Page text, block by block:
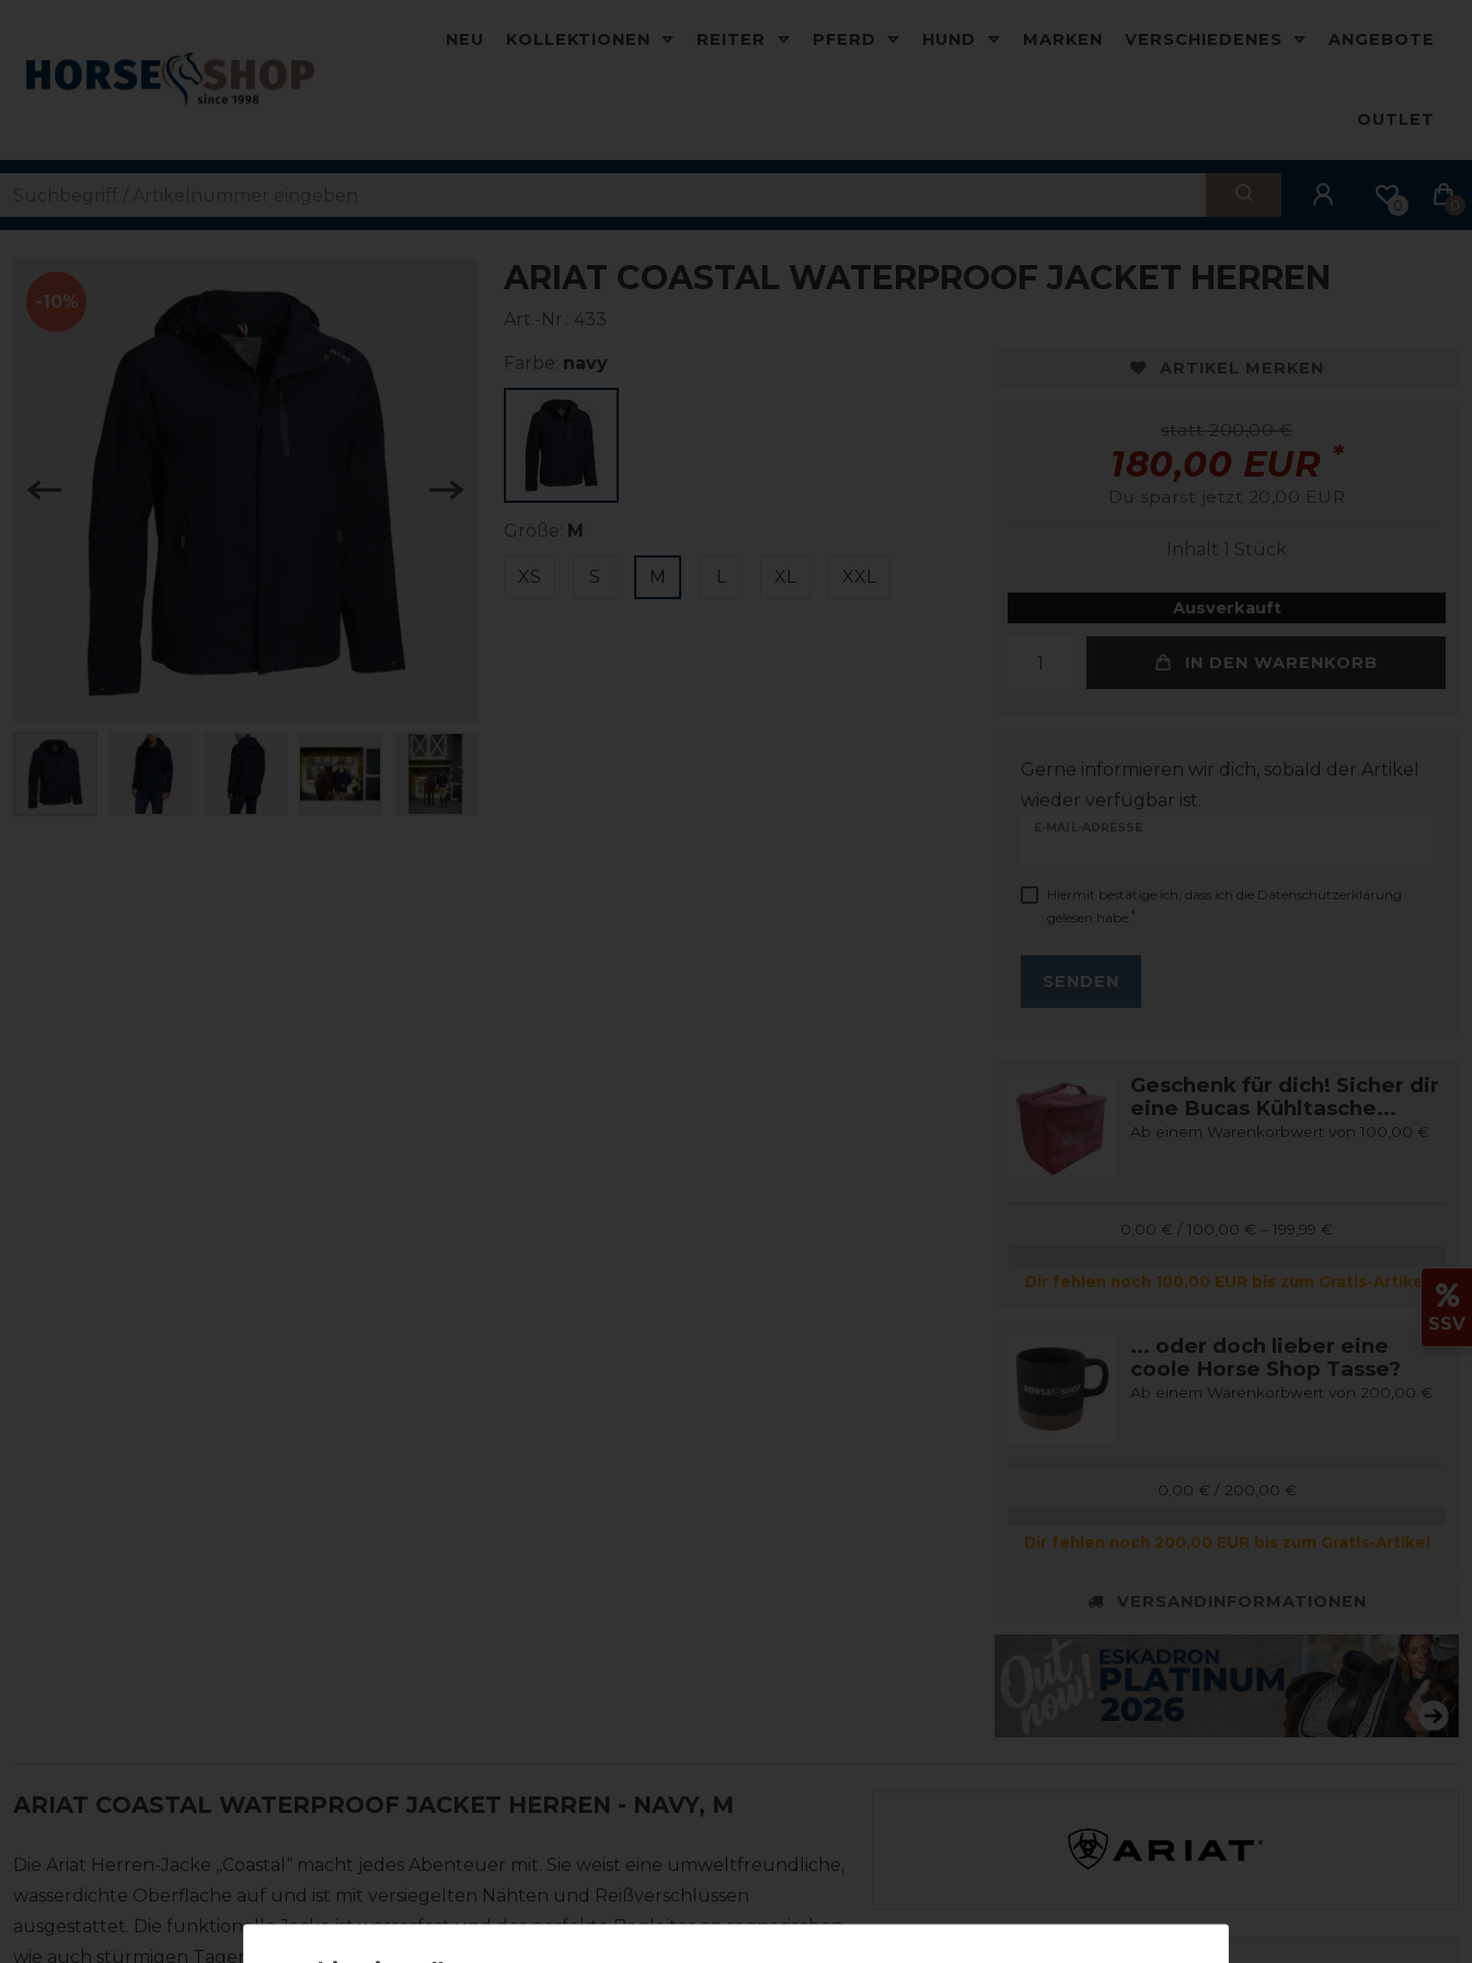
NEU KOLLEKTIONEN REITER PFERD HUND MARKEN VERSCHIEDENES ANGEBOTE
OUTLET
0 0
-10%
ARIAT COASTAL WATERPROOF JACKET HERREN
Art.-Nr.: 433
Farbe: navy
Größe: M
XS S M L XL XXL
ARTIKEL MERKEN
statt 200,00 €
180,00 EUR *
Du sparst jetzt 20,00 EUR
Inhalt 1 Stück
Ausverkauft
IN DEN WARENKORB
Gerne informieren wir dich, sobald der Artikel
wieder verfügbar ist.
E-MAIL-ADRESSE
Hiermit bestätige ich, dass ich die Daten­schutz­erklärung
gelesen habe. *
SENDEN
Geschenk für dich! Sicher dir
eine Bucas Kühltasche...
Ab einem Warenkorbwert von 100,00 €
0,00 € / 100,00 € – 199,99 €
Dir fehlen noch 100,00 EUR bis zum Gratis-Artikel
... oder doch lieber eine
coole Horse Shop Tasse?
Ab einem Warenkorbwert von 200,00 €
0,00 € / 200,00 €
Dir fehlen noch 200,00 EUR bis zum Gratis-Artikel
VERSANDINFORMATIONEN
ARIAT COASTAL WATERPROOF JACKET HERREN - NAVY, M
Die Ariat Herren-Jacke „Coastal“ macht jedes Abenteuer mit. Sie weist eine umweltfreundliche,
wasserdichte Oberfläche auf und ist mit versiegelten Nähten und Reißverschlüssen
ausgestattet. Die funktionelle Jacke ist wasserfest und der perfekte Begleiter an regnerischen
wie auch stürmigen Tagen. Ob auf dem Reitplatz oder in der Freizeit, „Coastal“ schützt Dich
SSV